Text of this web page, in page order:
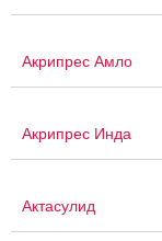
Акрипрес Амло
Акрипрес Инда
Актасулид